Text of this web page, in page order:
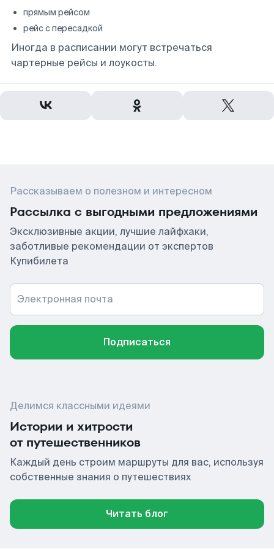
прямым рейсом
рейс с пересадкой
Иногда в расписании могут встречаться
чартерные рейсы и лоукосты.
Рассказываем о полезном и интересном
Рассылка с выгодными предложениями
Эксклюзивные акции, лучшие лайфхаки,
заботливые рекомендации от экспертов
Купибилета
Электронная почта
Подписаться
Делимся классными идеями
Истории и хитрости
от путешественников
Каждый день строим маршруты для вас, используя
собственные знания о путешествиях
Читать блог